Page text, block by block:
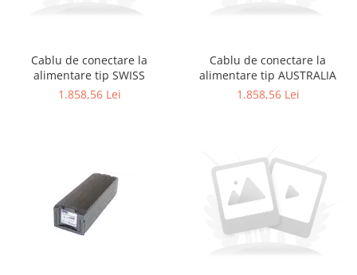
Cablu de conectare la
alimentare tip SWISS
1.858,56 Lei
Cablu de conectare la
alimentare tip AUSTRALIA
1.858,56 Lei